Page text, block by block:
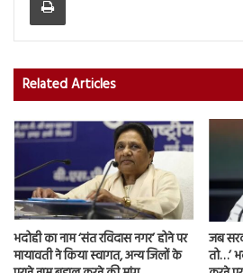
Related Articles
भदोही का नाम ‘संत रविदास नगर’ होने पर
मायावती ने किया स्वागत, अन्य जिलों के
जब
तो…’